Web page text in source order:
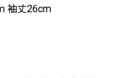
袖丈26cm